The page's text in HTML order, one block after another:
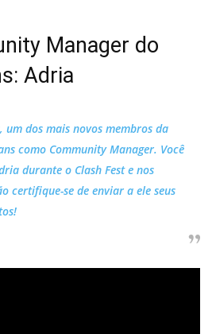
Manager do
Adria
dos mais novos membros da
como Community Manager. Você
durante o Clash Fest e nos
certifique-se de enviar a ele seus